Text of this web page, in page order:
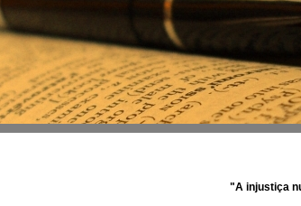
"A injustiça num